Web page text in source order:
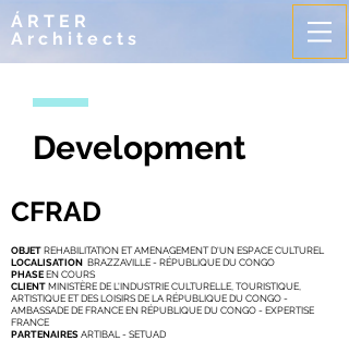
ÁRTER
Architects
Development
CFRAD
OBJETREHABILITATION ET AMENAGEMENT D'UN ESPACE CULTUREL
LOCALISATION BRAZZAVILLE - RÉPUBLIQUE DU CONGO
PHASEEN COURS
CLIENTMINISTÈRE DE L'INDUSTRIE CULTURELLE, TOURISTIQUE,
ARTISTIQUE ET DES LOISIRS DE LA RÉPUBLIQUE DU CONGO -
AMBASSADE DE FRANCE EN RÉPUBLIQUE DU CONGO - EXPERTISE
FRANCE
PARTENAIRESARTIBAL - SETUAD